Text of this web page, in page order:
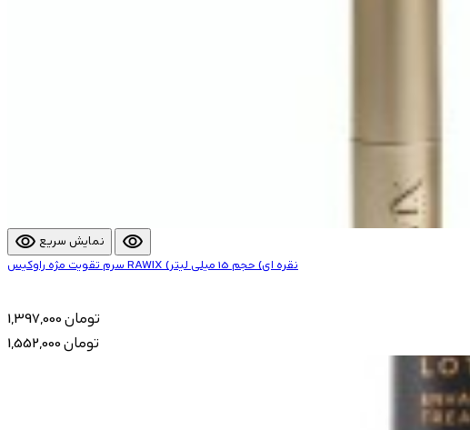
visibility نمایش سریع visibility
سرم تقویت مژه راوکیس RAWIX (نقره ای) حجم 15 میلی لیتر
1,397,000 تومان
1,552,000 تومان